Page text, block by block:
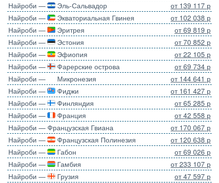
Найроби —
Эль-Сальвадор
от 139 117 р
Найроби —
Экваториальная Гвинея
от 102 038 р
Найроби —
Эритрея
от 69 819 р
Найроби —
Эстония
от 70 852 р
Найроби —
Эфиопия
от 22 105 р
Найроби —
Фарерские острова
от 69 734 р
Найроби —
Микронезия
от 144 641 р
Найроби —
Фиджи
от 161 427 р
Найроби —
Финляндия
от 65 285 р
Найроби —
Франция
от 42 558 р
Найроби — Французская Гвиана
от 170 067 р
Найроби —
Французская Полинезия
от 120 638 р
Найроби —
Габон
от 69 026 р
Найроби —
Гамбия
от 233 107 р
Найроби —
Грузия
от 47 597 р